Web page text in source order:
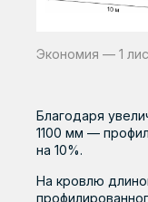
Экономия — 1
Благодаря
1100 мм —
на 10%.
На кровлю